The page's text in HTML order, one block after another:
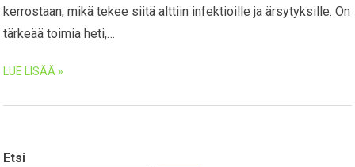
kerrostaan, mikä tekee siitä alttiin infektioille ja ärsytyksille. On
tärkeää toimia heti,…
LUE LISÄÄ »
Etsi